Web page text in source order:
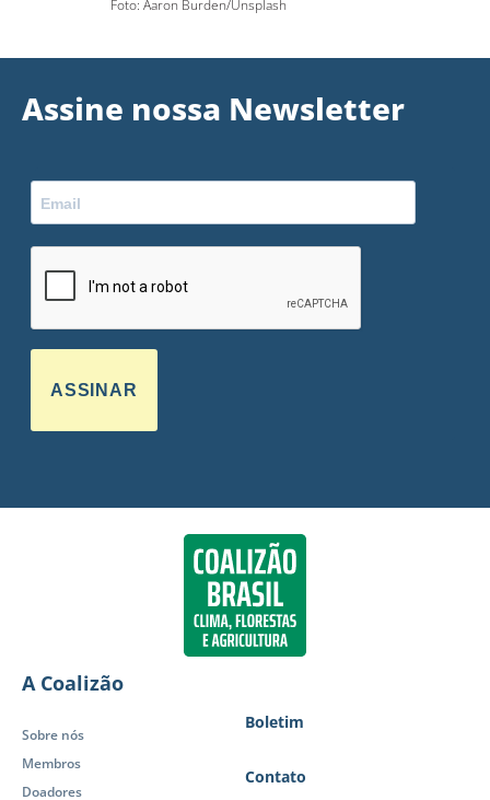
Foto: Aaron Burden/Unsplash
Assine nossa Newsletter
ASSINAR
A Coalizão
Sobre nós
Membros
Doadores
Boletim
Contato